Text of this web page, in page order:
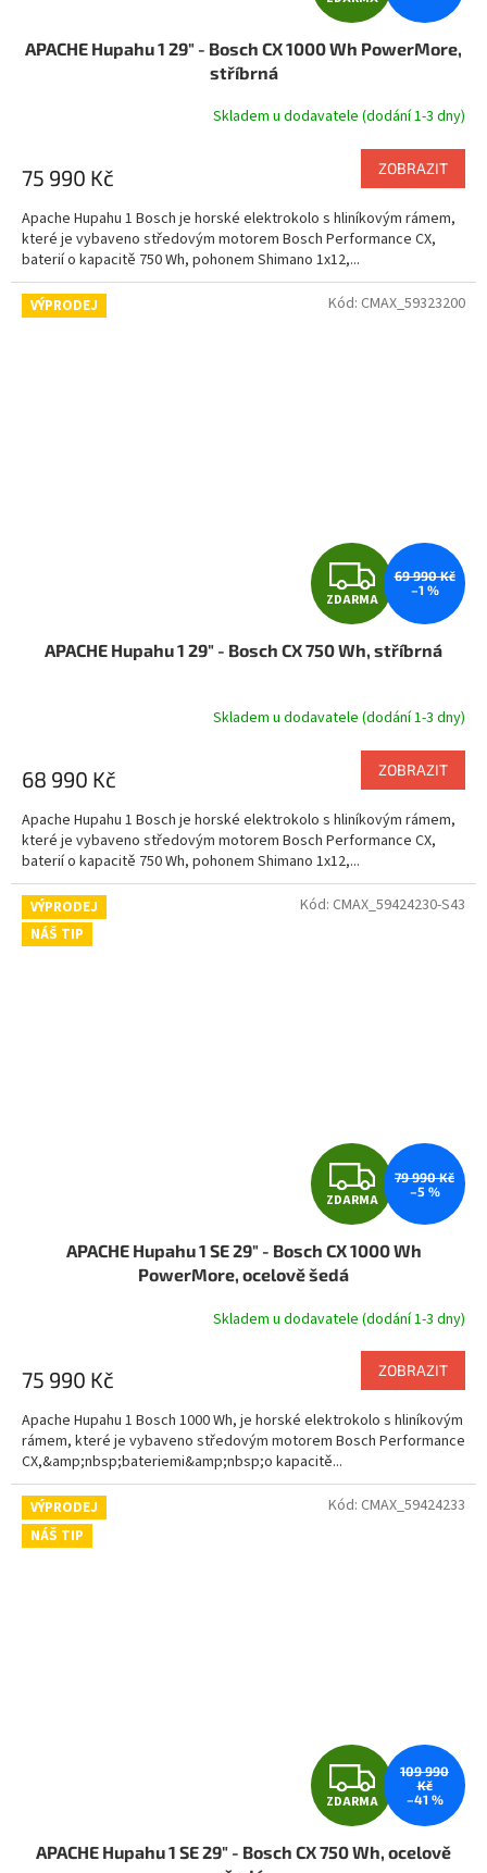
D
A
R
M
A
APACHE Hupahu 1 29" - Bosch CX 1000 Wh PowerMore,
stříbrná
Skladem u dodavatele (dodání 1-3 dny)
75 990 Kč ZOBRAZIT
Apache Hupahu 1 Bosch je horské elektrokolo s hliníkovým rámem,
které je vybaveno středovým motorem Bosch Performance CX,
baterií o kapacitě 750 Wh, pohonem Shimano 1x12,...
VÝPRODEJ
Z
D
A
R
M
A
ZDARMA
69 990 Kč
–1 %
APACHE Hupahu 1 29" - Bosch CX 750 Wh, stříbrná
je
z
5
hvězdiček.
Skladem u dodavatele (dodání 1-3 dny)
68 990 Kč ZOBRAZIT
Apache Hupahu 1 Bosch je horské elektrokolo s hliníkovým rámem,
které je vybaveno středovým motorem Bosch Performance CX,
baterií o kapacitě 750 Wh, pohonem Shimano 1x12,...
Kód: CMAX_59323200
VÝPRODEJ
NÁŠ TIP
Z
D
A
R
M
A
ZDARMA
79 990 Kč
–5 %
APACHE Hupahu 1 SE 29" - Bosch CX 1000 Wh
PowerMore, ocelově šedá
Skladem u dodavatele (dodání 1-3 dny)
75 990 Kč ZOBRAZIT
Apache Hupahu 1 Bosch 1000 Wh, je horské elektrokolo s hliníkovým
rámem, které je vybaveno středovým motorem Bosch Performance
CX,&amp;nbsp;bateriemi&amp;nbsp;o kapacitě...
Kód: CMAX_59424230-S43
VÝPRODEJ
NÁŠ TIP
Z
D
ZDARMA
109 990
Kč
–41 %
APACHE Hupahu 1 SE 29" - Bosch CX 750 Wh, ocelově
Kód: CMAX_59424233